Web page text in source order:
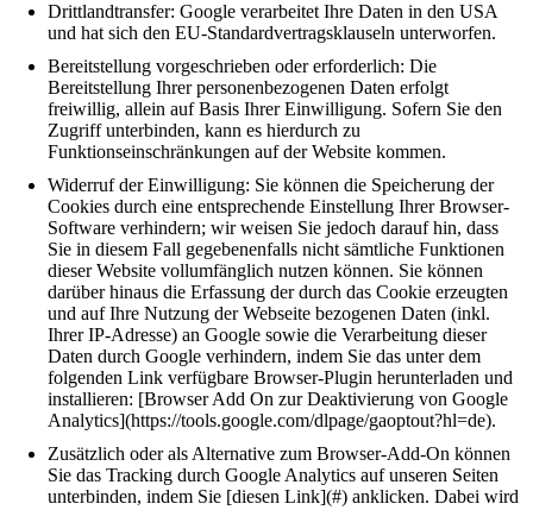
Drittlandtransfer: Google verarbeitet Ihre Daten in den USA
und hat sich den EU-Standardvertragsklauseln unterworfen.
Bereitstellung vorgeschrieben oder erforderlich: Die
Bereitstellung Ihrer personenbezogenen Daten erfolgt
freiwillig, allein auf Basis Ihrer Einwilligung. Sofern Sie den
Zugriff unterbinden, kann es hierdurch zu
Funktionseinschränkungen auf der Website kommen.
Widerruf der Einwilligung: Sie können die Speicherung der
Cookies durch eine entsprechende Einstellung Ihrer Browser-
Software verhindern; wir weisen Sie jedoch darauf hin, dass
Sie in diesem Fall gegebenenfalls nicht sämtliche Funktionen
dieser Website vollumfänglich nutzen können. Sie können
darüber hinaus die Erfassung der durch das Cookie erzeugten
und auf Ihre Nutzung der Webseite bezogenen Daten (inkl.
Ihrer IP-Adresse) an Google sowie die Verarbeitung dieser
Daten durch Google verhindern, indem Sie das unter dem
folgenden Link verfügbare Browser-Plugin herunterladen und
installieren: [Browser Add On zur Deaktivierung von Google
Analytics](https://tools.google.com/dlpage/gaoptout?hl=de).
Zusätzlich oder als Alternative zum Browser-Add-On können
Sie das Tracking durch Google Analytics auf unseren Seiten
unterbinden, indem Sie [diesen Link](#) anklicken. Dabei wird